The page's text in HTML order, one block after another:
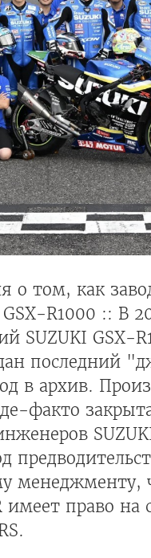
о том, как
R1000 :: В
SUZUKI GSX-
последний
в архив.
факто
право на